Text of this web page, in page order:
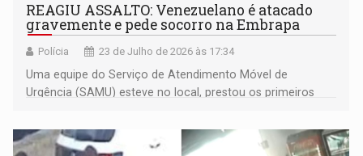
REAGIU ASSALTO: Venezuelano é atacado
gravemente e pede socorro na Embrapa
Polícia 23 de Julho de 2026 às 17:34
Uma equipe do Serviço de Atendimento Móvel de
Urgência (SAMU) esteve no local, prestou os primeiros
Paulo